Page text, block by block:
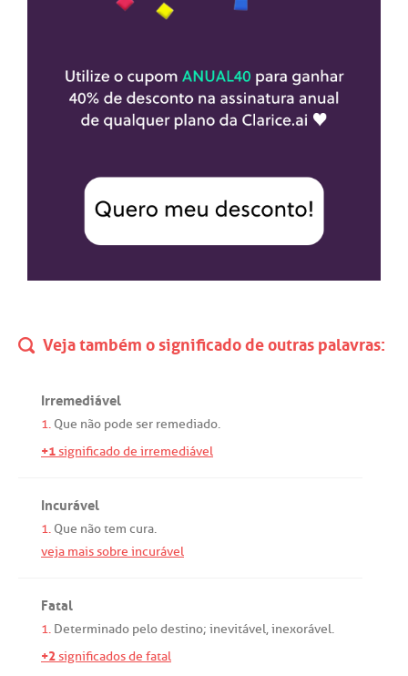
Veja também o significado de outras palavras:
Irremediável
1. Que não pode ser remediado.
+1significado de irremediável
Incurável
1. Que nãotem cura.
veja mais sobre incurável
Fatal
1. Determinado pelodestino; inevitável,inexorável.
+2significados de fatal